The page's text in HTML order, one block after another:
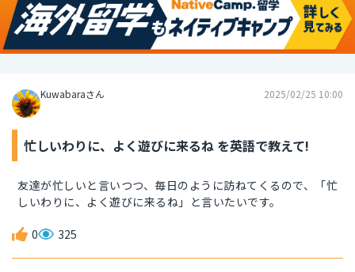
Kuwabaraさん 2025/02/25 10:00
忙しいわりに、よく遊びに来るね を英語で教えて!
友達が忙しいと言いつつ、毎日のように訪ねてくるので、「忙
しいわりに、よく遊びに来るね」と言いたいです。
0 325